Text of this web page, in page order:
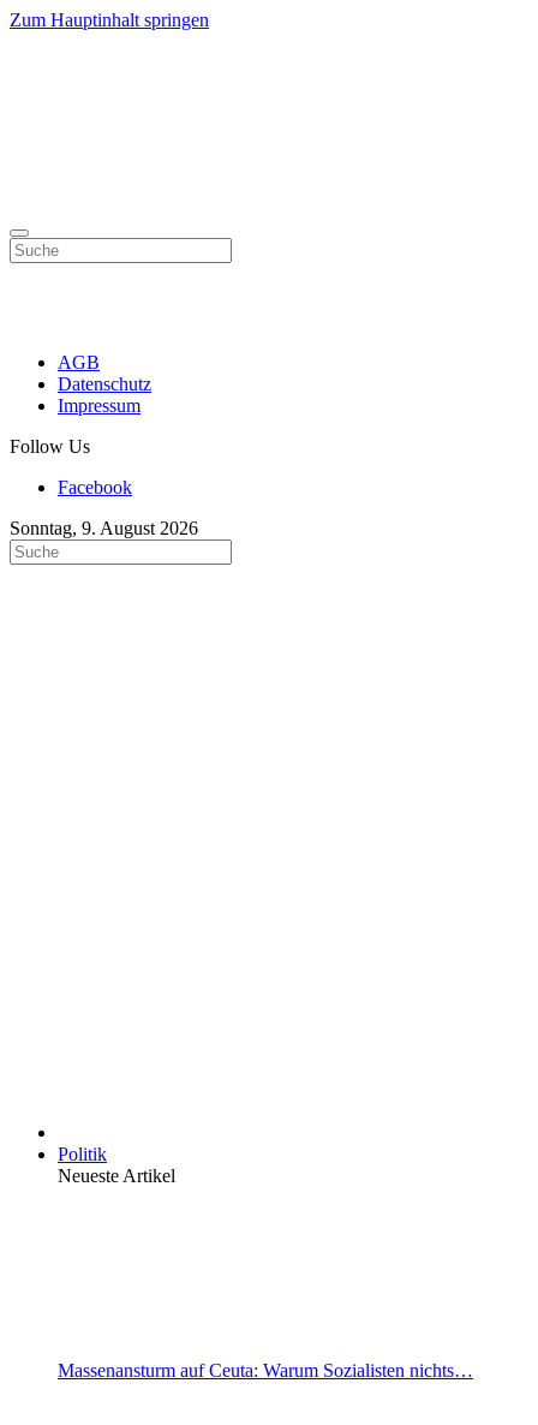
Zum Hauptinhalt springen
AGB
Datenschutz
Impressum
Follow Us
Facebook
Sonntag, 9. August 2026
Politik
Neueste Artikel
Massenansturm auf Ceuta: Warum Sozialisten nichts…